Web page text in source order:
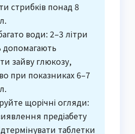
стрибків понад 8
води: 2–3 літри
допомагають
зайву глюкозу,
при показниках 6–7
щорічні огляди:
предіабету
таблетки